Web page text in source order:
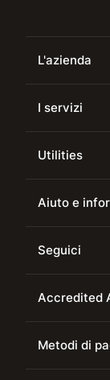
L'azienda
I servizi
Utilities
Aiuto e
Seguici
Accredited
Metodi di